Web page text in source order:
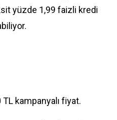
yüzde 1,99 faizli kredi
kampanyalı fiyat.